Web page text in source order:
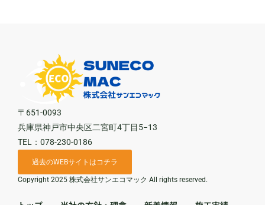
〒651-0093
兵庫県神戸市中央区二宮町4丁目5−13
TEL：078-230-0186
過去のWEBサイトはコチラ
Copyright 2025 株式会社サンエコマック All rights reserved.